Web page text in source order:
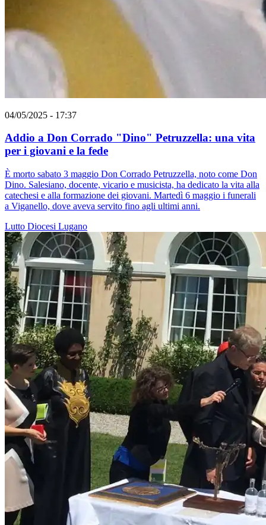
04/05/2025 - 17:37
Addio a Don Corrado "Dino" Petruzzella: una vita
per i giovani e la fede
È morto sabato 3 maggio Don Corrado Petruzzella, noto come Don
Dino. Salesiano, docente, vicario e musicista, ha dedicato la vita alla
catechesi e alla formazione dei giovani. Martedì 6 maggio i funerali
a Viganello, dove aveva servito fino agli ultimi anni.
Lutto Diocesi Lugano